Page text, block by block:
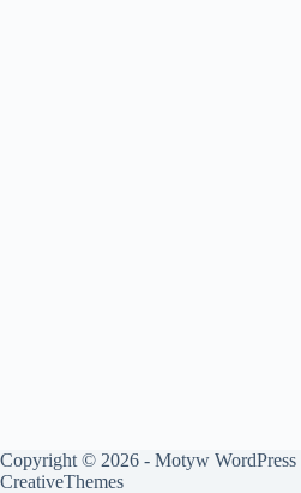
Copyright © 2026 - Motyw WordPress
CreativeThemes